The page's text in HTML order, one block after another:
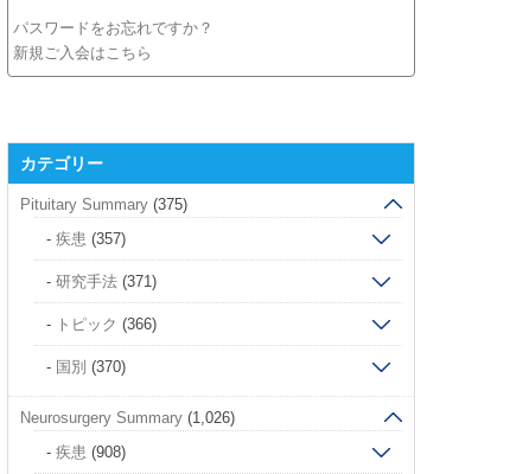
パスワードをお忘れですか？
新規ご入会はこちら
カテゴリー
Pituitary Summary(375)
疾患 (357)
研究手法(371)
トピック (366)
国別 (370)
Neurosurgery Summary(1,026)
疾患 (908)